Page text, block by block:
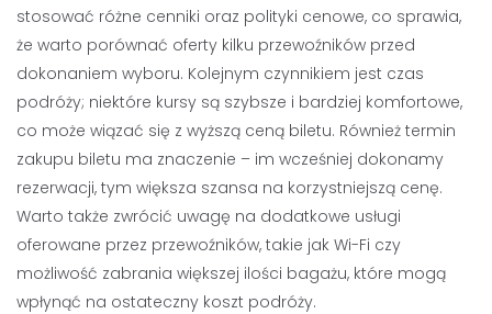
stosować różne cenniki oraz polityki cenowe, co sprawia,
że warto porównać oferty kilku przewoźników przed
dokonaniem wyboru. Kolejnym czynnikiem jest czas
podróży; niektóre kursy są szybsze i bardziej komfortowe,
co może wiązać się z wyższą ceną biletu. Również termin
zakupu biletu ma znaczenie – im wcześniej dokonamy
rezerwacji, tym większa szansa na korzystniejszą cenę.
Warto także zwrócić uwagę na dodatkowe usługi
oferowane przez przewoźników, takie jak Wi-Fi czy
możliwość zabrania większej ilości bagażu, które mogą
wpłynąć na ostateczny koszt podróży.